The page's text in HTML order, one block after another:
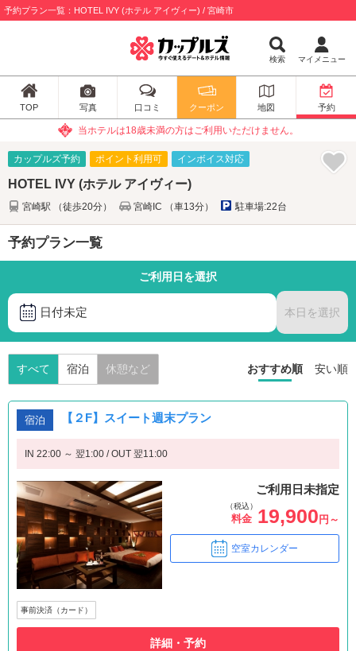
予約プラン一覧：HOTEL IVY (ホテル アイヴィー) / 宮崎市
検索 マイメニュー
TOP 写真 口コミ クーポン 地図 予約
当ホテルは18歳未満の方はご利用いただけません。
カップルズ予約 ポイント利用可 インボイス対応
HOTEL IVY (ホテル アイヴィー)
宮崎駅 （徒歩20分） 宮崎IC （車13分） 駐車場:22台
予約プラン一覧
ご利用日を選択
日付未定 本日を選択
すべて 宿泊 休憩など おすすめ順 安い順
宿泊 【２F】スイート週末プラン
IN 22:00 ～ 翌1:00 / OUT 翌11:00
ご利用日未指定
（税込）
料金 19,900 円～
空室カレンダー
事前決済（カード）
詳細・予約